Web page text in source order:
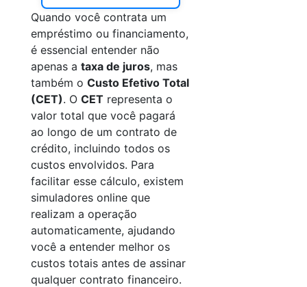
Quando você contrata um
empréstimo ou financiamento,
é essencial entender não
apenas a taxa de juros, mas
também o Custo Efetivo Total
(CET). O CET representa o
valor total que você pagará
ao longo de um contrato de
crédito, incluindo todos os
custos envolvidos. Para
facilitar esse cálculo, existem
simuladores online que
realizam a operação
automaticamente, ajudando
você a entender melhor os
custos totais antes de assinar
qualquer contrato financeiro.